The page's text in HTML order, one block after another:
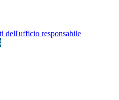
dell'ufficio responsabile